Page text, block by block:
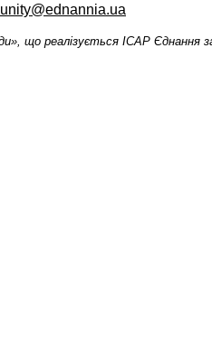
що реалізується ІСАР Єднання